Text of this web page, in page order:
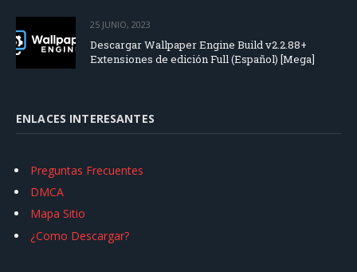
25 JUNIO, 2023
Descargar Wallpaper Engine Build v2.2.88+
Extensiones de edición Full (Español) [Mega]
ENLACES INTERESANTES
Preguntas Frecuentes
DMCA
Mapa Sitio
¿Como Descargar?